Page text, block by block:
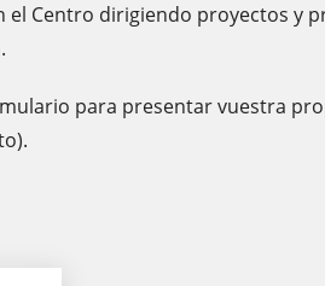
el Centro dirigiendo proyectos y
para presentar vuestra